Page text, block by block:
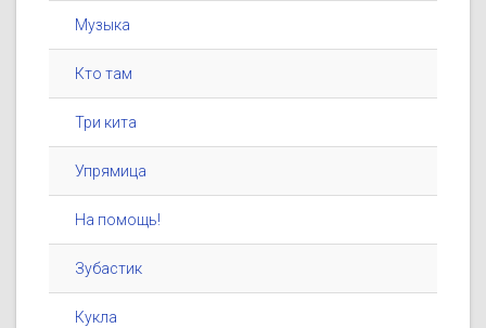
Музыка
Кто там
Три кита
Упрямица
На помощь!
Зубастик
Кукла